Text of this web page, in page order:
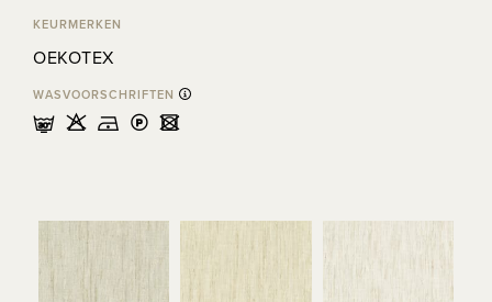
KEURMERKEN
OEKOTEX
WASVOORSCHRIFTEN
mHDLU